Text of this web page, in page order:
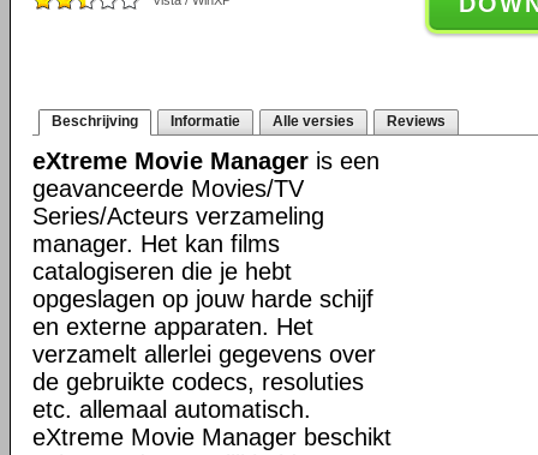
Beschrijving Informatie Alle versies Reviews
eXtreme Movie Manager is een
geavanceerde Movies/TV
Series/Acteurs verzameling
manager. Het kan films
catalogiseren die je hebt
opgeslagen op jouw harde schijf
en externe apparaten. Het
verzamelt allerlei gegevens over
de gebruikte codecs, resoluties
etc. allemaal automatisch.
eXtreme Movie Manager beschikt